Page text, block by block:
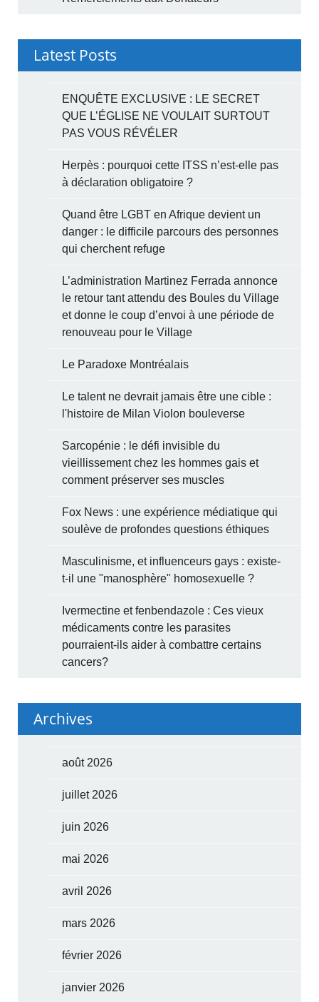
Latest Posts
ENQUÊTE EXCLUSIVE : LE SECRET
QUE L’ÉGLISE NE VOULAIT SURTOUT
PAS VOUS RÉVÉLER
Herpès : pourquoi cette ITSS n’est-elle pas
à déclaration obligatoire ?
Quand être LGBT en Afrique devient un
danger : le difficile parcours des personnes
qui cherchent refuge
L’administration Martinez Ferrada annonce
le retour tant attendu des Boules du Village
et donne le coup d’envoi à une période de
renouveau pour le Village
Le Paradoxe Montréalais
Le talent ne devrait jamais être une cible :
l'histoire de Milan Violon bouleverse
Sarcopénie : le défi invisible du
vieillissement chez les hommes gais et
comment préserver ses muscles
Fox News : une expérience médiatique qui
soulève de profondes questions éthiques
Masculinisme, et influenceurs gays : existe-
t-il une "manosphère" homosexuelle ?
Ivermectine et fenbendazole : Ces vieux
médicaments contre les parasites
pourraient-ils aider à combattre certains
cancers?
Archives
août 2026
juillet 2026
juin 2026
mai 2026
avril 2026
mars 2026
février 2026
janvier 2026